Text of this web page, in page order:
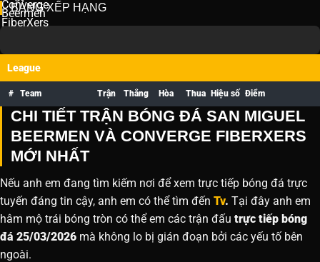
BẢNG XẾP HẠNG
League
# Team Trận Thắng Hòa Thua Hiệu số Điểm
CHI TIẾT TRẬN BÓNG ĐÁ SAN MIGUEL
BEERMEN VÀ CONVERGE FIBERXERS
MỚI NHẤT
Nếu anh em đang tìm kiếm nơi để xem trực tiếp bóng đá trực
tuyến đáng tin cậy, anh em có thể tìm đến Tv. Tại đây anh em
hâm mộ trái bóng tròn có thể em các trận đấu trực tiếp bóng
đá 25/03/2026 mà không lo bị gián đoạn bởi các yếu tố bên
ngoài.